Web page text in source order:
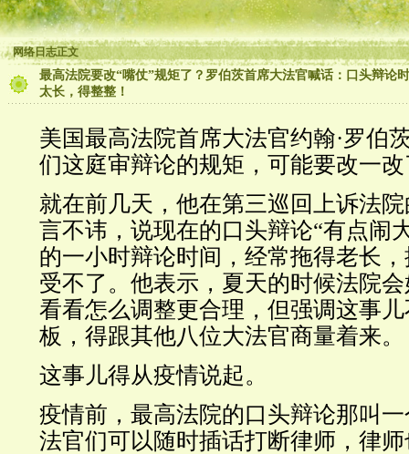
网络日志正文
最高法院要改“嘴仗”规矩了？罗伯茨首席大法官喊话：口头辩论
太长，得整整！
美国最高法院首席大法官约翰·罗伯
们这庭审辩论的规矩，可能要改一
就在前几天，他在第三巡回上诉法
言不讳，说现在的口头辩论“有点闹
的一小时辩论时间，经常拖得老长
受不了。他表示，夏天的时候法院
看看怎么调整更合理，但强调这事
板，得跟其他八位大法官商量着来。
这事儿得从疫情说起。
疫情前，最高法院的口头辩论那叫一
法官们可以随时插话打断律师，律